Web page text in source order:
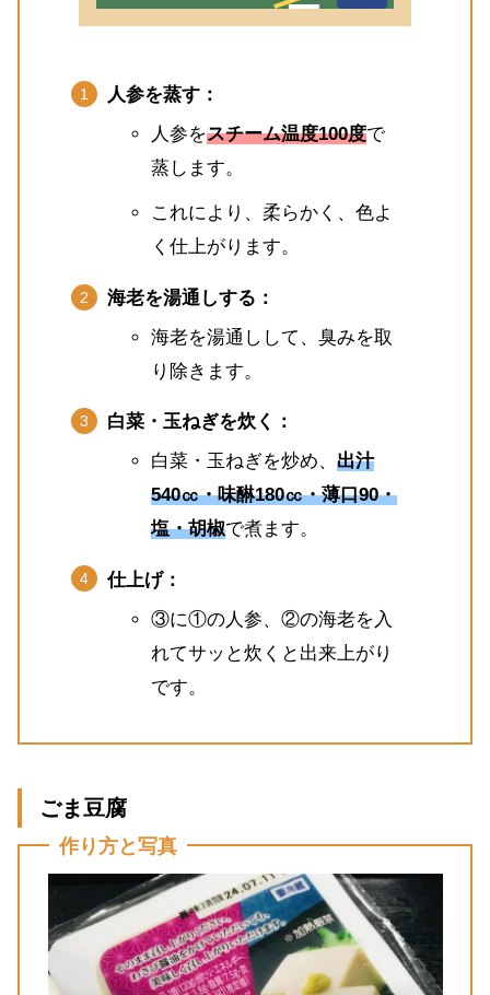
人参を蒸す：
人参をスチーム温度100度で
蒸します。
これにより、柔らかく、色よ
く仕上がります。
海老を湯通しする：
海老を湯通しして、臭みを取
り除きます。
白菜・玉ねぎを炊く：
白菜・玉ねぎを炒め、 出汁
540㏄・味醂180㏄・薄口90・
塩・胡椒で煮ます。
仕上げ：
③に①の人参、②の海老を入
れてサッと炊くと出来上がり
です。
ごま豆腐
作り方と写真